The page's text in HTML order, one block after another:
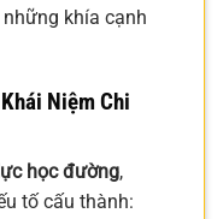
khía cạnh
Niệm Chi
học đường,
tố cấu thành: